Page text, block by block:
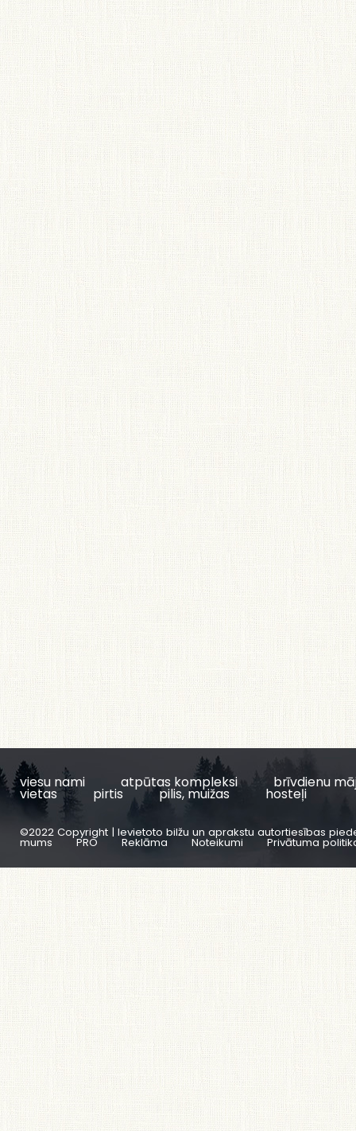
viesu nami atpūtas kompleksi brīvdienu
vietas pirtis pilis, muižas hosteļi
©2022 Copyright | Ievietoto bilžu un aprakstu autortiesības
mums PRO Reklāma Noteikumi Privātuma